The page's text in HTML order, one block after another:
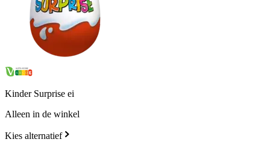
Kinder Surprise ei
Alleen in de winkel
Kies alternatief